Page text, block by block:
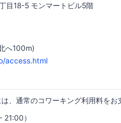
目18-5 モンマートビル5階
へ100m)
access.html
、通常のコワーキング利用料をお
）